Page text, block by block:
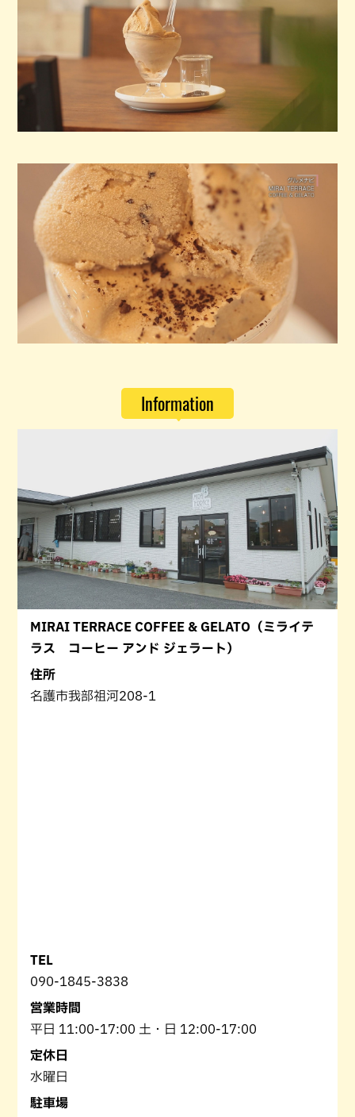
Information
MIRAI TERRACE COFFEE & GELATO（ミライテ
ラス コーヒー アンド ジェラート）
住所
名護市我部祖河208-1
TEL
090-1845-3838
営業時間
平日 11:00-17:00 土・日 12:00-17:00
定休日
水曜日
駐車場